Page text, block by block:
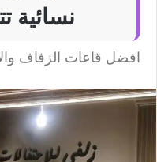
نسائية
افضل قاعات الزفاف